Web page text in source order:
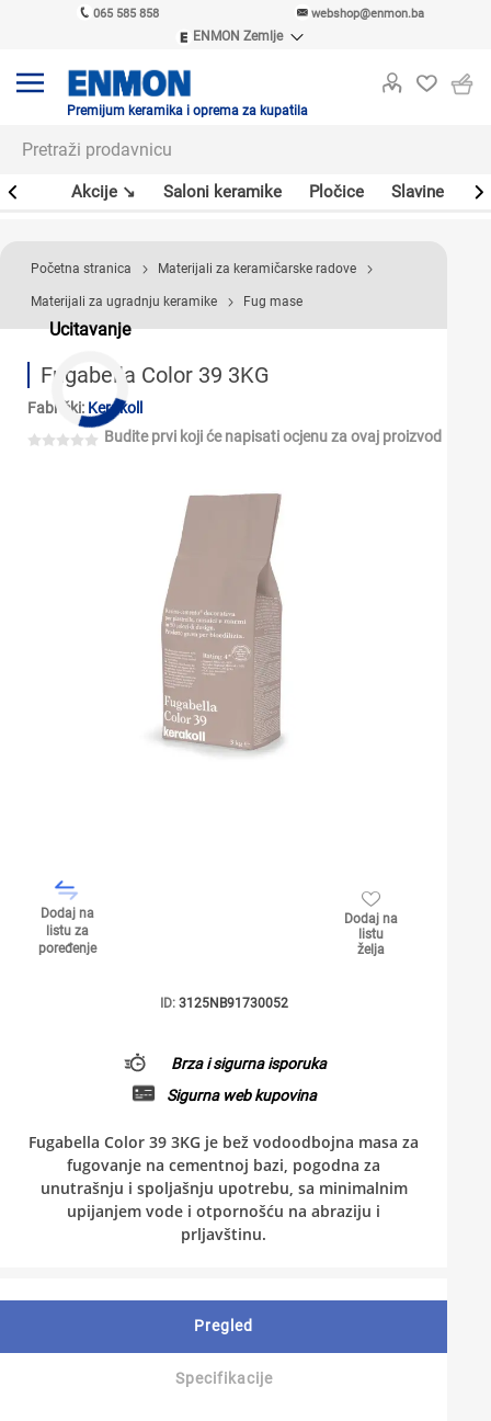
065 585 858 webshop@enmon.ba
ENMON Zemlje
ENMON MKD
Premijum keramika i oprema za kupatila
Akcije ↘ Saloni keramike Pločice Slavine
Ucitavanje
Početna stranica Materijali za keramičarske radove
Materijali za ugradnju keramike Fug mase
Fugabella Color 39 3KG
Fabrički: Kerakoll
Budite prvi koji će napisati ocjenu za ovaj proizvod
Dodaj na
listu za
poređenje
Dodaj na
listu
želja
ID: 3125NB91730052
Brza i sigurna isporuka
Sigurna web kupovina
Fugabella Color 39 3KG je bež vodoodbojna masa za
fugovanje na cementnoj bazi, pogodna za
unutrašnju i spoljašnju upotrebu, sa minimalnim
upijanjem vode i otpornošću na abraziju i
prljavštinu.
Pregled
Specifikacije